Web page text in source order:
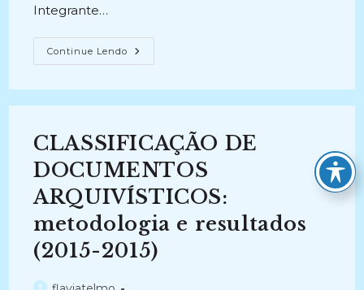
Integrante…
Continue Lendo GESTÃO
DE
DE
PROTOCOLO
DA
UNIVERSIDADE
FEDERAL
DO
ESTADO
RIO
DE
JANEIRO
–
CLASSIFICAÇÃO DE
DOCUMENTOS
ARQUIVÍSTICOS:
metodologia e resultados
(2015-2015)